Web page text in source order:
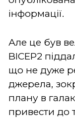
інформації.
Але це був
BICEP2
що не дуже
джерела,
плану в
привести до